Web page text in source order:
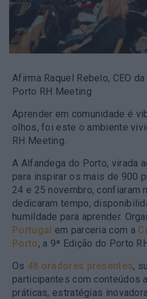
Afirma Raquel Rebelo, CEO
Porto RH Meeting
Aprender em comunidade é
olhos, foi este o ambiente
RH Meeting.
A Alfandega do Porto, virada
para inspirar os mais de 900
24 e 25 novembro, confiaram
dedicaram tempo,
humildade para aprender.
Portugal em parceria com a
Porto, a 9ª Edição do Porto
Os 48 oradores presentes,
participantes com conteúdos
práticas, estratégias